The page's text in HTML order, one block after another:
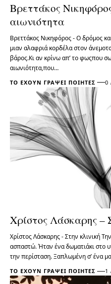
Βρεττάκος
αιωνιότητα
Βρεττάκος Νικηφόρος - Ο δρόμος
μιαν αλαφριά κορδέλα στον
βάρος.Κι αν κρίνω απ’ το φωςπου
αιωνιότητα,που…
ΤΟ ΈΧΟΥΝ ΓΡΆΨΕΙ ΠΟΙΗΤΈΣ 0
Χρίστος Λάσκαρης –
Χρίστος Λάσκαρης - Στην κλινική
ασπαστώ. Ήταν ένα δωματιάκι στο
την περίσταση. Ξαπλωμένη σ’ ένα
ΤΟ ΈΧΟΥΝ ΓΡΆΨΕΙ ΠΟΙΗΤΈΣ 1